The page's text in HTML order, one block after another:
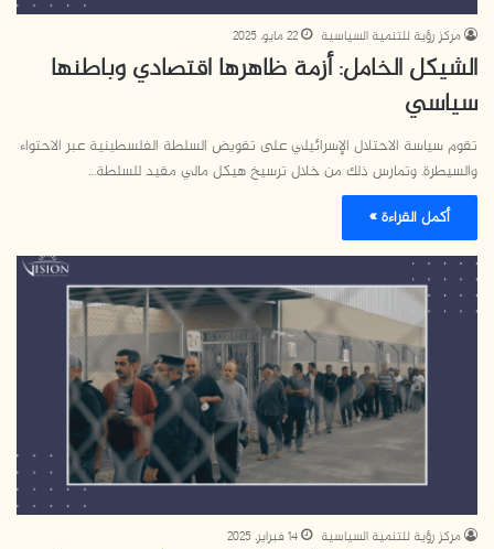
مركز رؤية للتنمية السياسية 22 مايو، 2025
الشيكل الخامل: أزمة ظاهرها اقتصادي وباطنها
سياسي
تقوم سياسة الاحتلال الإسرائيلي على تقويض السلطة الفلسطينية عبر الاحتواء
والسيطرة. وتمارس ذلك من خلال ترسيخ هيكل مالي مقيد للسلطة…
أكمل القراءة »
مركز رؤية للتنمية السياسية 14 فبراير، 2025